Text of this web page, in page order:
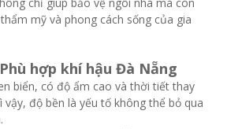
mỹ và phong cách sống của gia
hợp khí hậu Đà Nẵng
biển, có độ ẩm cao và thời tiết thay
vậy, độ bền là yếu tố không thể bỏ qua